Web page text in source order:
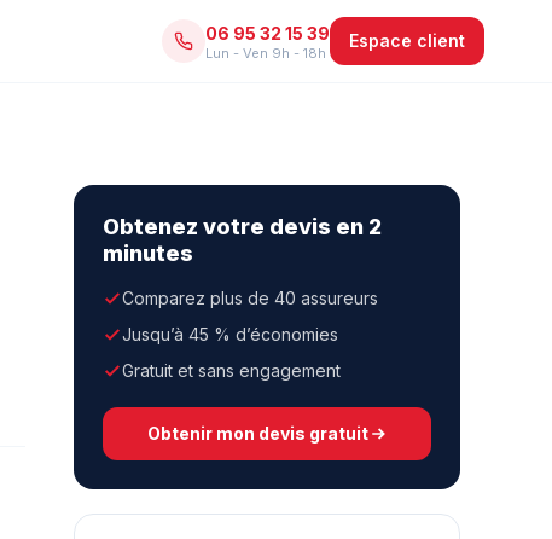
06 95 32 15 39
Lun - Ven 9h - 18h
Espace client
Obtenez votre devis en 2
minutes
Comparez plus de 40 assureurs
Jusqu’à 45 % d’économies
Gratuit et sans engagement
Obtenir mon devis gratuit